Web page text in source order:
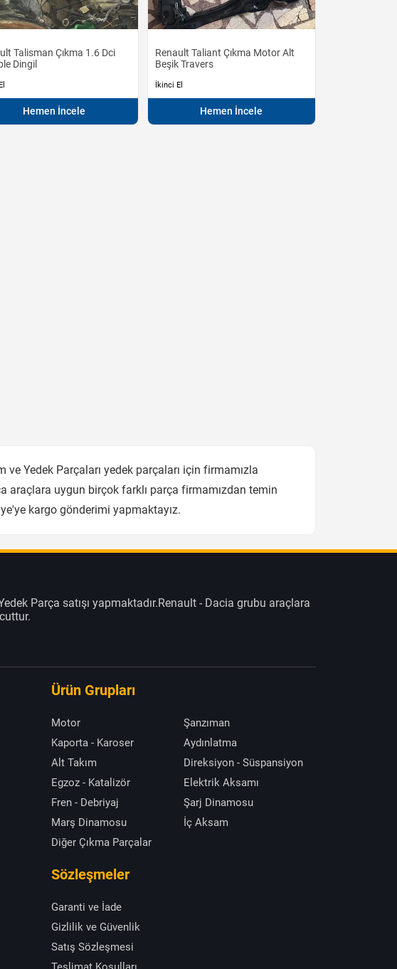
Talisman Çıkma 1.6 Dci
Dingil
Hemen İncele
Renault Taliant Çıkma Motor Alt
Beşik Travers
İkinci El
Hemen İncele
ve Yedek Parçaları yedek parçaları için firmamızla
araçlara uygun birçok farklı parça firmamızdan temin
kargo gönderimi yapmaktayız.
Parça satışı yapmaktadır.Renault - Dacia grubu araçlara
Ürün Grupları
Motor
Şanzıman
Kaporta - Karoser
Aydınlatma
Alt Takım
Direksiyon - Süspansiyon
Egzoz - Katalizör
Elektrik Aksamı
Fren - Debriyaj
Şarj Dinamosu
Marş Dinamosu
İç Aksam
Diğer Çıkma Parçalar
Sözleşmeler
Garanti ve İade
Gizlilik ve Güvenlik
Satış Sözleşmesi